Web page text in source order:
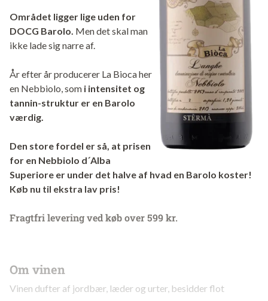
Området ligger lige uden for
DOCG Barolo. Men det skal man
ikke lade sig narre af.
År efter år producerer La Bioca her
en Nebbiolo, som i intensitet og
tannin-struktur er en Barolo
værdig.
Den store fordel er så, at prisen
for en Nebbiolo d´Alba
Superiore er under det halve af hvad en Barolo koster!
Køb nu til ekstra lav pris!
Fragtfri levering ved køb over 599 kr.
Om vinen
Vinen dufter af jordbær, læder og urter, besidder flot